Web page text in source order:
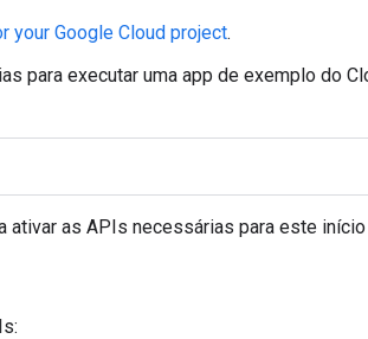
your Google Cloud project.
para executar uma app de exemplo do
ativar as APIs necessárias para este início